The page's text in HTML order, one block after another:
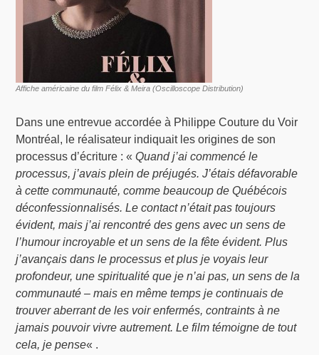
Affiche américaine du film Félix & Meira (Oscilloscope Distribution)
Dans une entrevue accordée à Philippe Couture du Voir
Montréal, le réalisateur indiquait les origines de son
processus d’écriture : «Quand j’ai commencé le
processus, j’avais plein de préjugés. J’étais défavorable
à cette communauté, comme beaucoup de Québécois
déconfessionnalisés. Le contact n’était pas toujours
évident, mais j’ai rencontré des gens avec un sens de
l’humour incroyable et un sens de la fête évident. Plus
j’avançais dans le processus et plus je voyais leur
profondeur, une spiritualité que je n’ai pas, un sens de la
communauté – mais en même temps je continuais de
trouver aberrant de les voir enfermés, contraints à ne
jamais pouvoir vivre autrement. Le film témoigne de tout
cela, je pense« .